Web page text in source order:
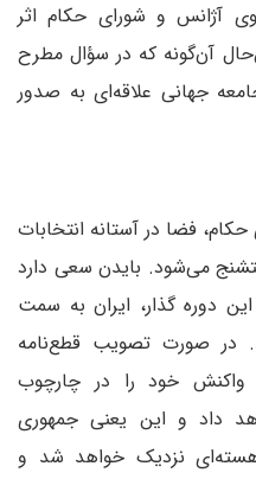
آژانس و شورای حکام اثر
آن‌گونه که در سؤال مطرح
جهانی علاقه‌ای به صدور
فضا در آستانه انتخابات
می‌شود. بایدن سعی دارد
دوره گذار، ایران به سمت
در صورت تصویب قطع‌نامه
واکنش خود را در چارچوب
داد و این یعنی جمهوری
نزدیک خواهد شد و